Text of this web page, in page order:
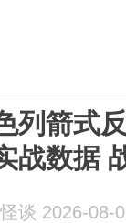
列箭式
战数据
谈 2026-08-